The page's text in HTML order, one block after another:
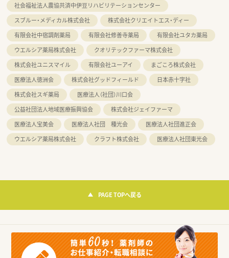
社会福祉法人農協共済中伊豆リハビリテーションセンター
スブルー・メディカル株式会社
株式会社クリエイトエス・ディー
有限会社中宿調剤薬局
有限会社修善寺薬局
有限会社ユタカ薬局
ウエルシア薬局株式会社
クオリテックファーマ株式会社
株式会社ユニスマイル
有限会社ユーアイ
まごころ株式会社
医療法人徳洲会
株式会社グッドフィールド
日本赤十字社
株式会社スギ薬局
医療法人（社団）川口会
公益社団法人地域医療振興協会
株式会社ジェイファーマ
医療法人宝美会
医療法人社団 種光会
医療法人社団進正会
ウエルシア薬局株式会社
クラフト株式会社 医療法人社団東光会
PAGE TOPへ戻る